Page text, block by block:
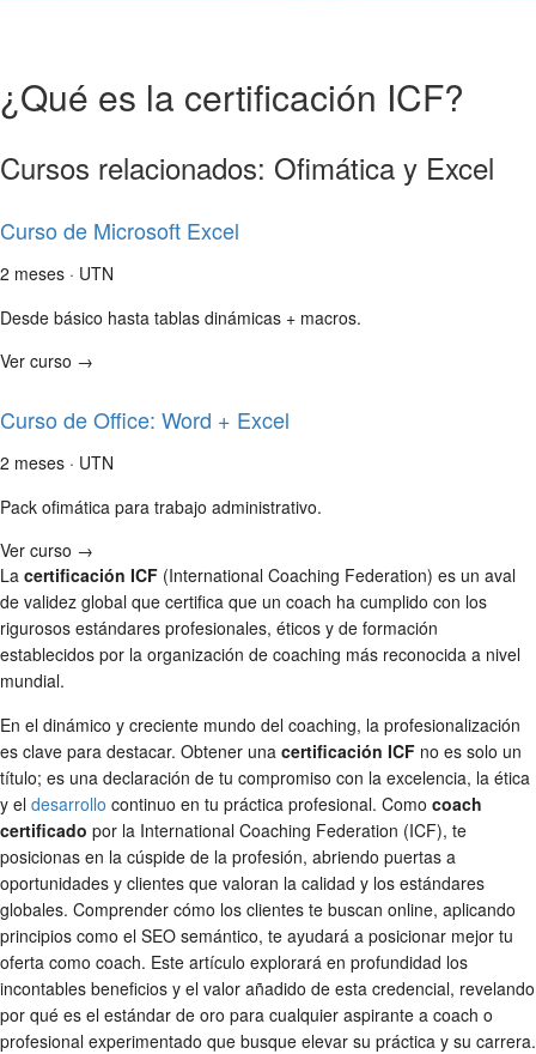
¿Qué es la certificación ICF?
Cursos relacionados: Ofimática y Excel
Curso de Microsoft Excel
2 meses · UTN
Desde básico hasta tablas dinámicas + macros.
Ver curso →
Curso de Office: Word + Excel
2 meses · UTN
Pack ofimática para trabajo administrativo.
Ver curso →
La certificación ICF (International Coaching Federation) es un aval
de validez global que certifica que un coach ha cumplido con los
rigurosos estándares profesionales, éticos y de formación
establecidos por la organización de coaching más reconocida a nivel
mundial.
En el dinámico y creciente mundo del coaching, la profesionalización
es clave para destacar. Obtener una certificación ICF no es solo un
título; es una declaración de tu compromiso con la excelencia, la ética
y el desarrollo continuo en tu práctica profesional. Como coach
certificado por la International Coaching Federation (ICF), te
posicionas en la cúspide de la profesión, abriendo puertas a
oportunidades y clientes que valoran la calidad y los estándares
globales. Comprender cómo los clientes te buscan online, aplicando
principios como el SEO semántico, te ayudará a posicionar mejor tu
oferta como coach. Este artículo explorará en profundidad los
incontables beneficios y el valor añadido de esta credencial, revelando
por qué es el estándar de oro para cualquier aspirante a coach o
profesional experimentado que busque elevar su práctica y su carrera.